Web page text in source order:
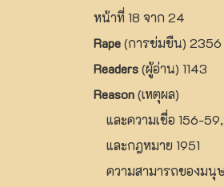
หน้าที่ 18 จาก 24
Rape(การข่มขืน) 2356
Readers(ผู้อ่าน) 1143
Reason(เหตุผล)
และความเชื่อ 156-
และกฎหมาย 1951
ความสามารถของมนุ